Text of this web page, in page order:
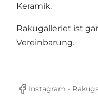
Keramik.
Rakugalleriet ist
Vereinbarung.
Facebook
Instagram -